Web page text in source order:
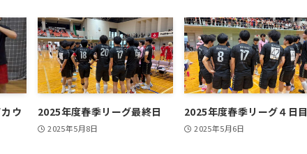
ウ
2025年度春季リーグ最終日
2025年5月8日
2025年度春季リーグ４日目
2025年5月6日